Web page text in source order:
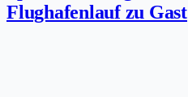
Flughafenlauf zu Gast